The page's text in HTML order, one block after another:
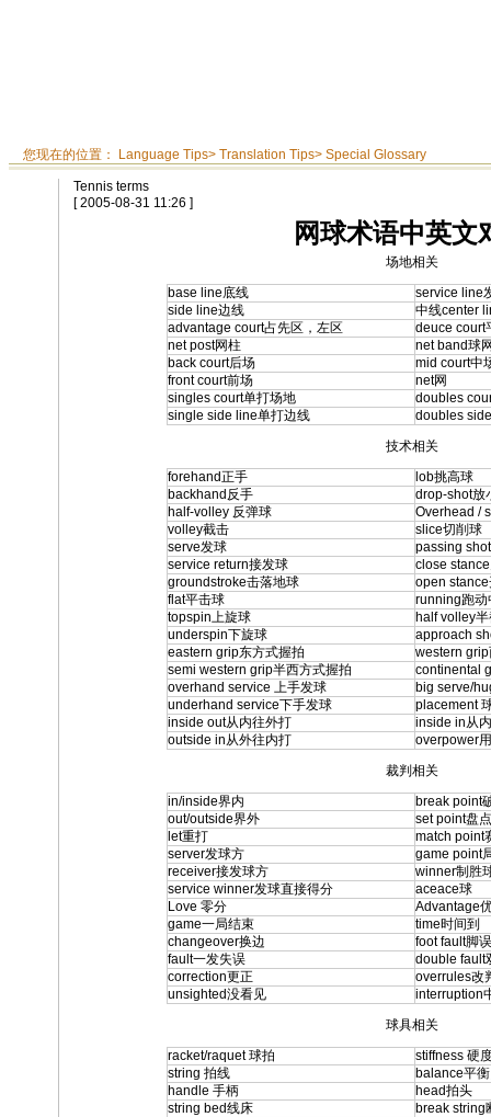
您现在的位置： Language Tips> Translation Tips> Special Glossary
Tennis terms
[ 2005-08-31 11:26 ]
网球术语中英文
场地相关
base line底线
service line
side line边线
中线center
advantage court占先区，左区
deuce court
net post网柱
net band球
back court后场
mid court中
front court前场
net网
singles court单打场地
doubles
single side line单打边线
doubles
技术相关
forehand正手
lob挑高球
backhand反手
drop-shot放
half-volley 反弹球
Overhead /
volley截击
slice切削球
serve发球
passing
service return接发球
close
groundstroke击落地球
open
flat平击球
running跑动
topspin上旋球
half volley
underspin下旋球
approach
eastern grip东方式握拍
western
semi western grip半西方式握拍
continental
overhand service 上手发球
big serve/
underhand service下手发球
placement
inside out从内往外打
inside in从
outside in从外往内打
overpower
裁判相关
in/inside界内
break point
out/outside界外
set point盘点
let重打
match point
server发球方
game point
receiver接发球方
winner制胜
service winner发球直接得分
aceace球
Love 零分
Advantage
game一局结束
time时间到
changeover换边
foot fault脚误
fault一发失误
double fault
correction更正 overrules改
unsighted没看见 interruption
球具相关
racket/raquet 球拍
stiffness 硬
string 拍线
balance平
handle 手柄
head拍头
string bed线床
break string